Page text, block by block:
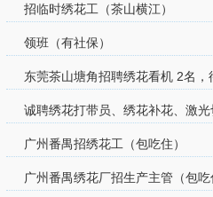
招临时绣花工（茶山横江）
领班（有社保）
东莞茶山塘角招聘绣花看机 2名，
诚聘绣花打带员、绣花补花、激光
广州番禺招绣花工（包吃住）
广州番禺绣花厂招生产主管（包吃